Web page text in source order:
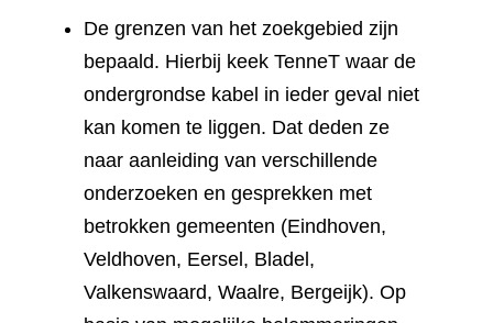
De grenzen van het zoekgebied zijn
bepaald. Hierbij keek TenneT waar de
ondergrondse kabel in ieder geval niet
kan komen te liggen. Dat deden ze
naar aanleiding van verschillende
onderzoeken en gesprekken met
betrokken gemeenten (Eindhoven,
Veldhoven, Eersel, Bladel,
Valkenswaard, Waalre, Bergeijk). Op